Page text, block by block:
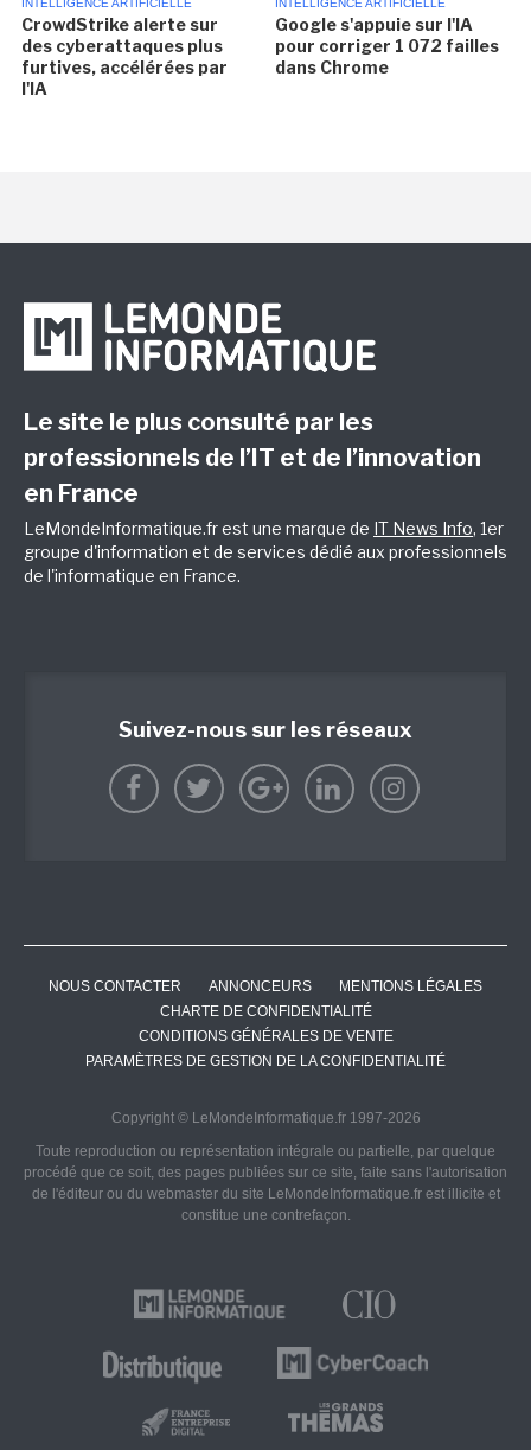
INTELLIGENCE ARTIFICIELLE
CrowdStrike alerte sur
des cyberattaques plus
furtives, accélérées par
l'IA
INTELLIGENCE ARTIFICIELLE
Google s'appuie sur l'IA
pour corriger 1 072 failles
dans Chrome
Le site le plus consulté par les
professionnels de l’IT et de l’innovation
en France
LeMondeInformatique.fr est une marque de IT News Info, 1er
groupe d'information et de services dédié aux professionnels
de l'informatique en France.
Suivez-nous sur les réseaux
NOUS CONTACTER ANNONCEURS
MENTIONS LÉGALES
CHARTE DE CONFIDENTIALITÉ
CONDITIONS GÉNÉRALES DE VENTE
PARAMÈTRES DE GESTION DE LA CONFIDENTIALITÉ
Copyright © LeMondeInformatique.fr 1997-2026
Toute reproduction ou représentation intégrale ou partielle, par quelque
procédé que ce soit, des pages publiées sur ce site, faite sans l'autorisation
de l'éditeur ou du webmaster du site LeMondeInformatique.fr est illicite et
constitue une contrefaçon.